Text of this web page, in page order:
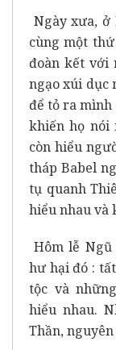
Ngày xưa, ở
cùng một
đoàn kết với
ngạo xúi dục
để tỏ ra mình
khiến họ nói
còn hiểu
tháp Babel
tụ quanh
hiểu nhau và
Hôm lễ Ngũ
hư hại đó :
tộc và
hiểu nhau.
Thần,